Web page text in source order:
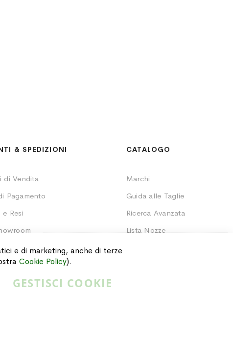
& SPEDIZIONI
di Vendita
Pagamento
Resi
Ordini
CATALOGO
Marchi
Guida alle Taglie
Ricerca Avanzata
Lista Nozze
e di marketing, anche di terze
Cookie Policy).
GESTISCI COOKIE
SCONTO EXTRA
Valido sugli articoli già scontati.